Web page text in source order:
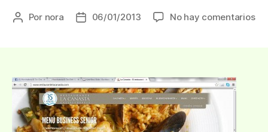
Autor
Por nora
Fecha06/01/2013 No hay comentariosen